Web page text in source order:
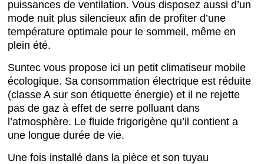
puissances de ventilation. Vous disposez aussi d’un
mode nuit plus silencieux afin de profiter d’une
température optimale pour le sommeil, même en
plein été.
Suntec vous propose ici un petit climatiseur mobile
écologique. Sa consommation électrique est réduite
(classe A sur son étiquette énergie) et il ne rejette
pas de gaz à effet de serre polluant dans
l’atmosphère. Le fluide frigorigène qu’il contient a
une longue durée de vie.
Une fois installé dans la pièce et son tuyau